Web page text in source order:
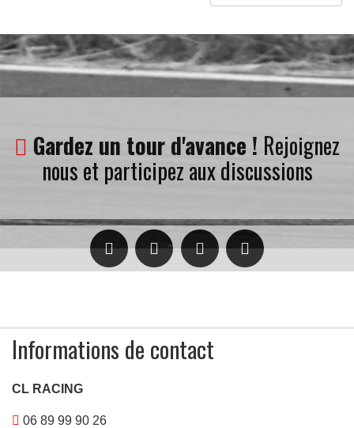
Gardez un tour d'avance ! Rejoignez
nous et participez aux discussions
Informations de contact
CL RACING
06 89 99 90 26